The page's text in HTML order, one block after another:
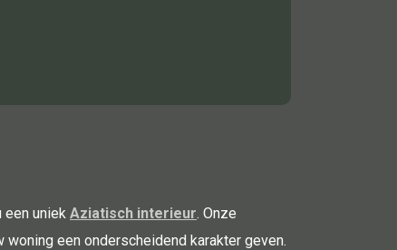
een uniek Aziatisch interieur. Onze
een onderscheidend karakter geven.